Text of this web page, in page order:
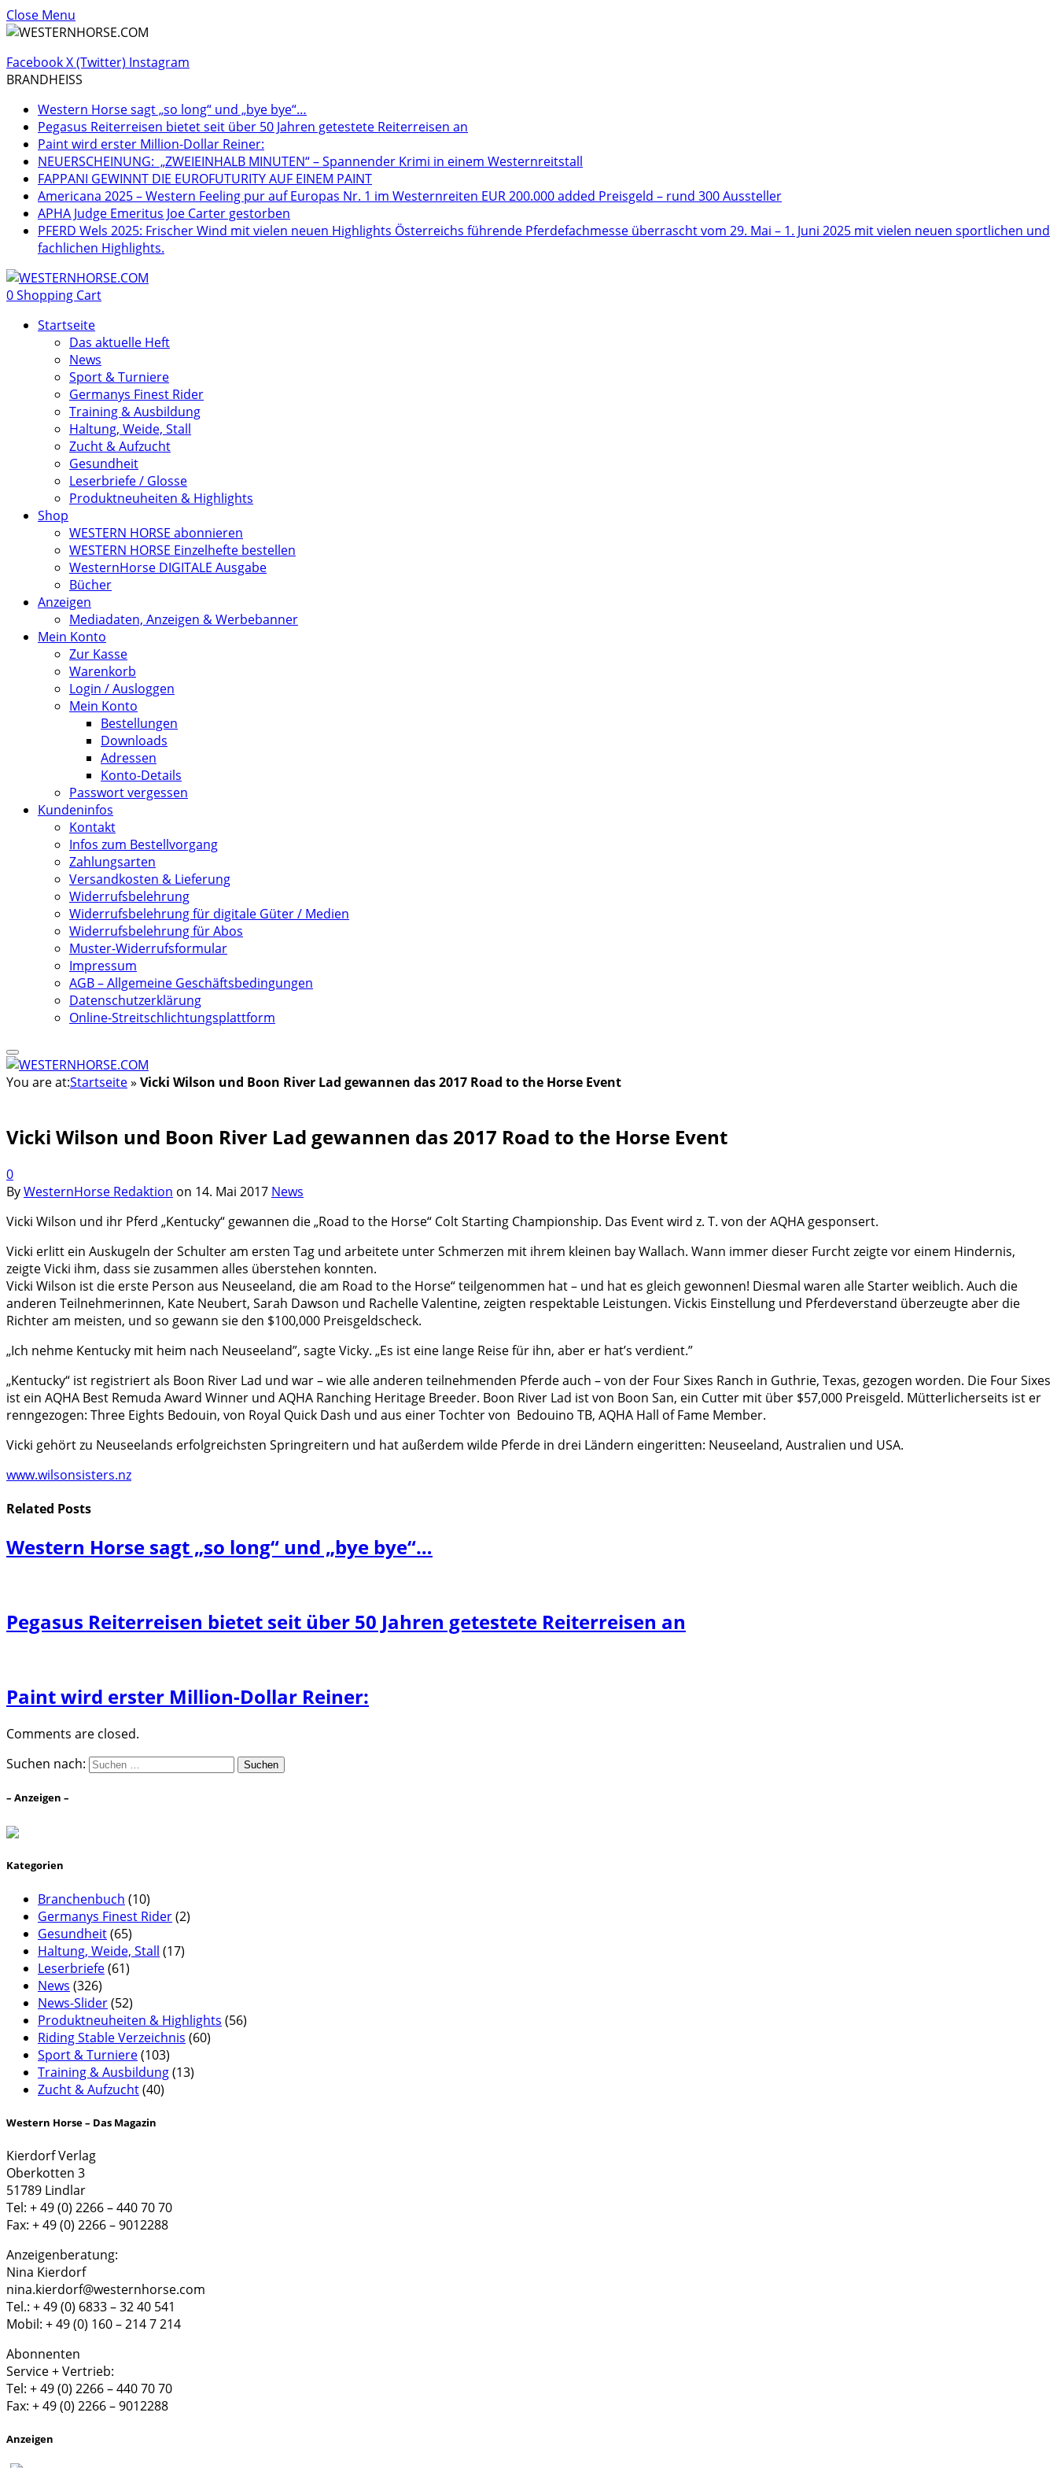
Close Menu
FacebookX (Twitter) Instagram
BRANDHEISS
Western Horse sagt „so long“ und „bye bye“…
Pegasus Reiterreisen bietet seit über 50 Jahren getestete Reiterreisen an
Paint wird erster Million-Dollar Reiner:
NEUERSCHEINUNG: „ZWEIEINHALB MINUTEN“ – Spannender Krimi in einem Westernreitstall
FAPPANI GEWINNT DIE EUROFUTURITY AUF EINEM PAINT
Americana 2025 – Western Feeling pur auf Europas Nr. 1 im Westernreiten EUR 200.000 added Preisgeld – rund 300 Aussteller
APHA Judge Emeritus Joe Carter gestorben
PFERD Wels 2025: Frischer Wind mit vielen neuen Highlights Österreichs führende Pferdefachmesse überrascht vom 29. Mai – 1. Juni 2025 mit vielen neuen sportlichen und
fachlichen Highlights.
0Shopping Cart
Startseite
Das aktuelle Heft
News
Sport & Turniere
Germanys Finest Rider
Training & Ausbildung
Haltung, Weide, Stall
Zucht & Aufzucht
Gesundheit
Leserbriefe / Glosse
Produktneuheiten & Highlights
Shop
WESTERN HORSE abonnieren
WESTERN HORSE Einzelhefte bestellen
WesternHorse DIGITALE Ausgabe
Bücher
Anzeigen
Mediadaten, Anzeigen & Werbebanner
Mein Konto
Zur Kasse
Warenkorb
Login / Ausloggen
Mein Konto
Bestellungen
Downloads
Adressen
Konto-Details
Passwort vergessen
Kundeninfos
Kontakt
Infos zum Bestellvorgang
Zahlungsarten
Versandkosten & Lieferung
Widerrufsbelehrung
Widerrufsbelehrung für digitale Güter / Medien
Widerrufsbelehrung für Abos
Muster-Widerrufsformular
Impressum
AGB – Allgemeine Geschäftsbedingungen
Datenschutzerklärung
Online-Streitschlichtungsplattform
You are at:Startseite» Vicki Wilson und Boon River Lad gewannen das 2017 Road to the Horse Event
Vicki Wilson und Boon River Lad gewannen das 2017 Road to the Horse Event
0
ByWesternHorse Redaktion on 14. Mai 2017 News
Vicki Wilson und ihr Pferd „Kentucky“ gewannen die „Road to the Horse“ Colt Starting Championship. Das Event wird z. T. von der AQHA gesponsert.
Vicki erlitt ein Auskugeln der Schulter am ersten Tag und arbeitete unter Schmerzen mit ihrem kleinen bay Wallach. Wann immer dieser Furcht zeigte vor einem Hindernis,
zeigte Vicki ihm, dass sie zusammen alles überstehen konnten.
Vicki Wilson ist die erste Person aus Neuseeland, die am Road to the Horse“ teilgenommen hat – und hat es gleich gewonnen! Diesmal waren alle Starter weiblich. Auch die
anderen Teilnehmerinnen, Kate Neubert, Sa­rah Dawson und Rachelle Valentine, zeigten re­spektable Leistungen. Vickis Einstellung und Pferdeverstand überzeugte aber die
Richter am meisten, und so gewann sie den $100,000 Preisgeldscheck.
„Ich nehme Kentucky mit heim nach Neuseeland”, sagte Vicky. „Es ist eine lange Reise für ihn, aber er hat’s verdient.”
„Kentucky“ ist registriert als Boon River Lad und war – wie alle anderen teilnehmenden Pferde auch – von der Four Sixes Ranch in Guthrie, Texas, gezogen worden. Die Four Sixes
ist ein AQHA Best Remuda Award Winner und AQHA Ranching Heritage Breed­er. Boon River Lad ist von Boon San, ein Cutter mit über $57,000 Preisgeld. Mütterlicherseits ist er
renngezogen: Three Eights Bedouin, von Royal Quick Dash und aus einer Tochter von Bedouino TB, AQHA Hall of Fame Member.
Vicki gehört zu Neuseelands erfolgreichsten Springreitern und hat außerdem wilde Pferde in drei Ländern ein­geritten: Neuseeland, Australien und USA.
www.wilsonsisters.nz
Related Posts
Western Horse sagt „so long“ und „bye bye“…
Pegasus Reiterreisen bietet seit über 50 Jahren getestete Reiterreisen an
Paint wird erster Million-Dollar Reiner:
Comments are closed.
Suchen nach:
– Anzeigen –
Kategorien
Branchenbuch (10)
Germanys Finest Rider(2)
Gesundheit(65)
Haltung, Weide, Stall (17)
Leserbriefe(61)
News (326)
News-Slider(52)
Produktneuheiten & Highlights (56)
Riding Stable Verzeichnis (60)
Sport & Turniere(103)
Training & Ausbildung(13)
Zucht & Aufzucht(40)
Western Horse – Das Magazin
Kierdorf Verlag
Oberkotten 3
51789 Lindlar
Tel: + 49 (0) 2266 – 440 70 70
Fax: + 49 (0) 2266 – 9012288
Anzeigenberatung:
Nina Kierdorf
nina.kierdorf@westernhorse.com
Tel.: + 49 (0) 6833 – 32 40 541
Mobil: + 49 (0) 160 – 214 7 214
Abonnenten
Service + Vertrieb:
Tel: + 49 (0) 2266 – 440 70 70
Fax: + 49 (0) 2266 – 9012288
Anzeigen